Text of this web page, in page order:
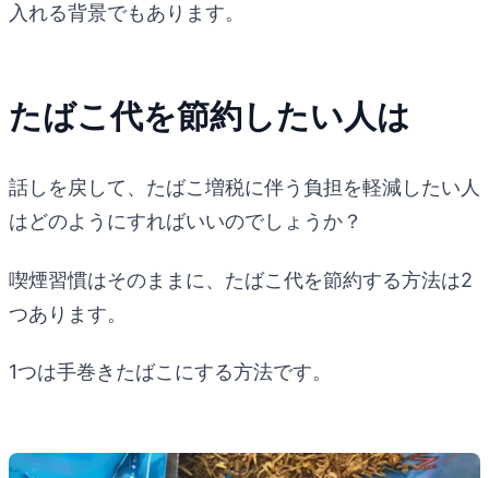
入れる背景でもあります。
たばこ代を節約したい人は
話しを戻して、たばこ増税に伴う負担を軽減したい人
はどのようにすればいいのでしょうか？
喫煙習慣はそのままに、たばこ代を節約する方法は2
つあります。
1つは手巻きたばこにする方法です。